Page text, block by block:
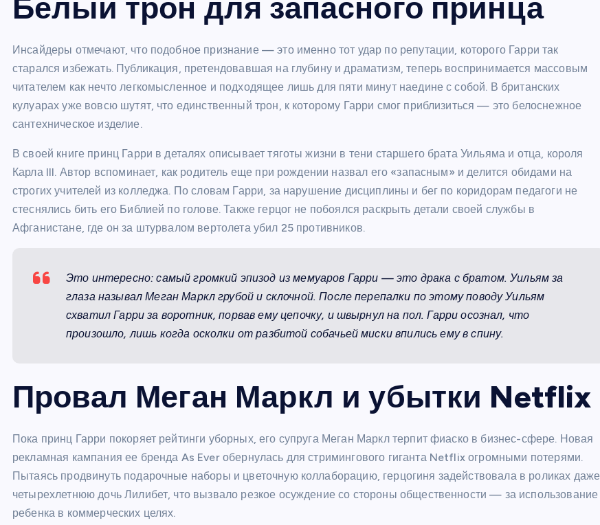
Белый трон для запасного принца
Инсайдеры отмечают, что подобное признание — это именно тот удар по репутации, которого Гарри так
старался избежать. Публикация, претендовавшая на глубину и драматизм, теперь воспринимается массовым
читателем как нечто легкомысленное и подходящее лишь для пяти минут наедине с собой. В британских
кулуарах уже вовсю шутят, что единственный трон, к которому Гарри смог приблизиться — это белоснежное
сантехническое изделие.
В своей книге принц Гарри в деталях описывает тяготы жизни в тени старшего брата Уильяма и отца, короля
Карла III. Автор вспоминает, как родитель еще при рождении назвал его «запасным» и делится обидами на
строгих учителей из колледжа. По словам Гарри, за нарушение дисциплины и бег по коридорам педагоги не
стеснялись бить его Библией по голове. Также герцог не побоялся раскрыть детали своей службы в
Афганистане, где он за штурвалом вертолета убил 25 противников.
Это интересно: самый громкий эпизод из мемуаров Гарри — это драка с братом. Уильям за
глаза называл Меган Маркл грубой и склочной. После перепалки по этому поводу Уильям
схватил Гарри за воротник, порвав ему цепочку, и швырнул на пол. Гарри осознал, что
произошло, лишь когда осколки от разбитой собачьей миски впились ему в спину.
Провал Меган Маркл и убытки Netflix
Пока принц Гарри покоряет рейтинги уборных, его супруга Меган Маркл терпит фиаско в бизнес-сфере. Новая
рекламная кампания ее бренда As Ever обернулась для стримингового гиганта Netflix огромными потерями.
Пытаясь продвинуть подарочные наборы и цветочную коллаборацию, герцогиня задействовала в роликах даже
четырехлетнюю дочь Лилибет, что вызвало резкое осуждение со стороны общественности — за использование
ребенка в коммерческих целях.